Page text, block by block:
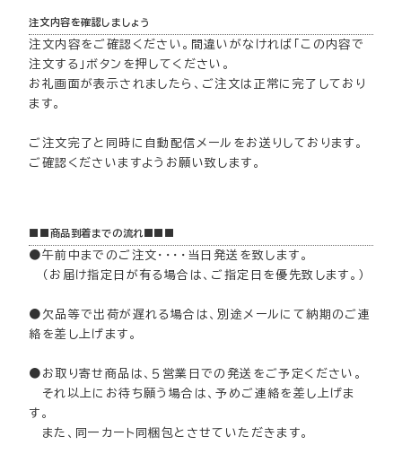
注文内容を確認しましょう
注文内容をご確認ください。間違いがなければ「この内容で
注文する」ボタンを押してください。
お礼画面が表示されましたら、ご注文は正常に完了しており
ます。
ご注文完了と同時に自動配信メールをお送りしております。
ご確認くださいますようお願い致します。
■■商品到着までの流れ■■■
●午前中までのご注文・・・・当日発送を致します。
（お届け指定日が有る場合は、ご指定日を優先致します。）
●欠品等で出荷が遅れる場合は、別途メールにて納期のご連
絡を差し上げます。
●お取り寄せ商品は、５営業日での発送をご予定ください。
それ以上にお待ち願う場合は、予めご連絡を差し上げま
す。
また、同一カート同梱包とさせていただきます。